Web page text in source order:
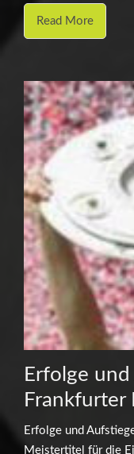
Read More
Erfolge
Frankfurter
Erfolge und
Meistertitel für die